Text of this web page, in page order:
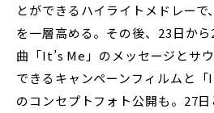
とができるハイライトメドレー
を一層高める。その後、23日か
曲「It’s Me」のメッセージとサ
できるキャンペーンフィルムと「
のコンセプトフォト公開も。27